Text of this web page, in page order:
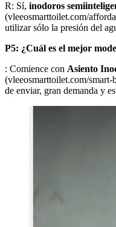
R: Sí, inodoros
(vleeosmarttoilet.com/
utilizar sólo la presión del
P5: ¿Cuál es el mejor
: Comience con Asiento
(vleeosmarttoilet.com/
de enviar, gran demanda y